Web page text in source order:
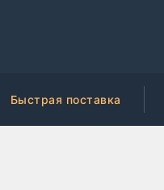
Быстрая поставка